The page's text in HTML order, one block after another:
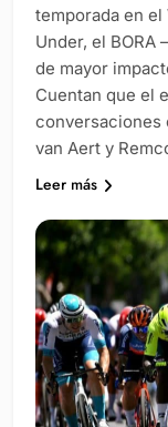
temporada en
Under, el BORA
de mayor
Cuentan que el
conversaciones
van Aert y
Leer más